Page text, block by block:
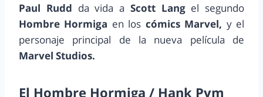
Paul Rudd da vida a Scott Langel segundo
Hombre Hormiga en los cómics Marvel, y el
personaje principal de la nueva película de
Marvel Studios.
El Hombre Hormiga / Hank Pym